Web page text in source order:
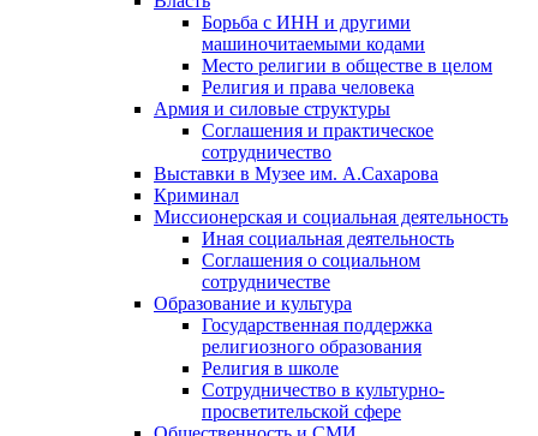
Борьба с ИНН и другими
машиночитаемыми кодами
Место религии в обществе в целом
Религия и права человека
Армия и силовые структуры
Соглашения и практическое
сотрудничество
Выставки в Музее им. А.Сахарова
Криминал
Миссионерская и социальная деятельность
Иная социальная деятельность
Соглашения о социальном
сотрудничестве
Образование и культура
Государственная поддержка
религиозного образования
Религия в школе
Сотрудничество в культурно-
просветительской сфере